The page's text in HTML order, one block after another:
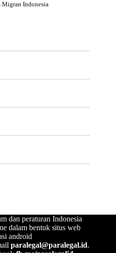
Migran Indonesia
dan peraturan Indonesia
dalam bentuk situs web
android
paralegal@paralegal.id.